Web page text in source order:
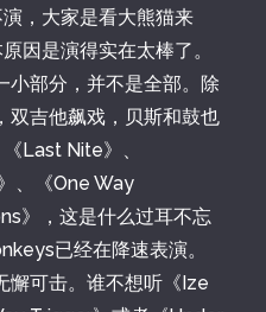
，大家是看大熊猫来
因是演得实在太棒了。
小部分，并不是全部。除
双吉他飙戏，贝斯和鼓也
Last Nite》、
、《One Way
》，这是什么过耳不忘
已经在降速表演。
懈可击。谁不想听《Ize